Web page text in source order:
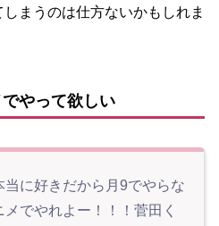
まうのは仕方ないかもしれま
でやって欲しい
当に好きだから月9でやらな
でやれよー！！！菅田く